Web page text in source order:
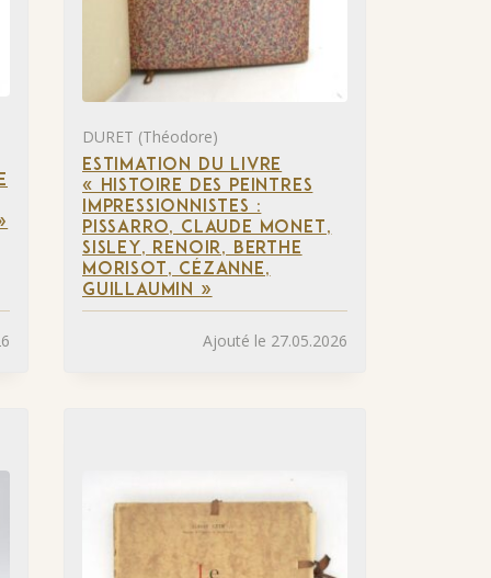
DURET (Théodore)
ESTIMATION DU LIVRE
« HISTOIRE DES PEINTRES
IMPRESSIONNISTES :
PISSARRO, CLAUDE MONET,
SISLEY, RENOIR, BERTHE
MORISOT, CÉZANNE,
GUILLAUMIN »
Ajouté le 27.05.2026